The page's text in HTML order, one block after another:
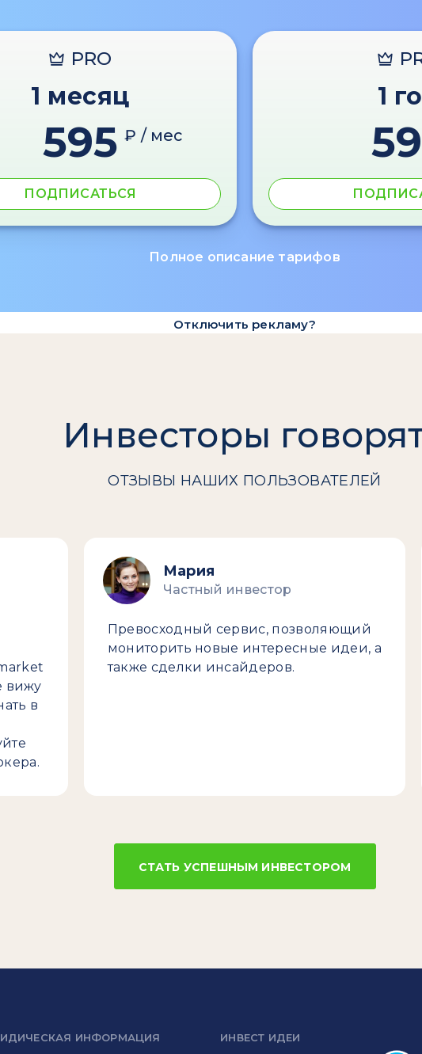
PRO
1 месяц
595 ₽ / мес
ПОДПИСАТЬСЯ
1
Полное описание тарифов
Отключить рекламу?
Инвесторы
ОТЗЫВЫ НАШИХ ПОЛЬЗОВАТЕЛЕЙ
вижу
в
Мария
Частный инвестор
Превосходный сервис, позволяющий
мониторить новые интересные идеи, а
также сделки инсайдеров.
СТАТЬ УСПЕШНЫМ ИНВЕСТОРОМ
ИНФОРМАЦИЯ ИНВЕСТ ИДЕИ